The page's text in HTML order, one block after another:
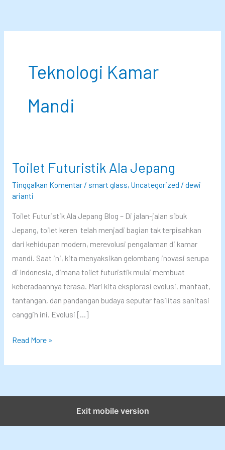
konten
Teknologi Kamar
Mandi
Toilet Futuristik Ala Jepang
Tinggalkan Komentar / smart glass, Uncategorized / dewi
arianti
Toilet Futuristik Ala Jepang Blog – Di jalan-jalan sibuk
Jepang, toilet keren telah menjadi bagian tak terpisahkan
dari kehidupan modern, merevolusi pengalaman di kamar
mandi. Saat ini, kita menyaksikan gelombang inovasi serupa
di Indonesia, dimana toilet futuristik mulai membuat
keberadaannya terasa. Mari kita eksplorasi evolusi, manfaat,
tantangan, dan pandangan budaya seputar fasilitas sanitasi
canggih ini. Evolusi […]
T
i
e
F
Read More »
Exit mobile version